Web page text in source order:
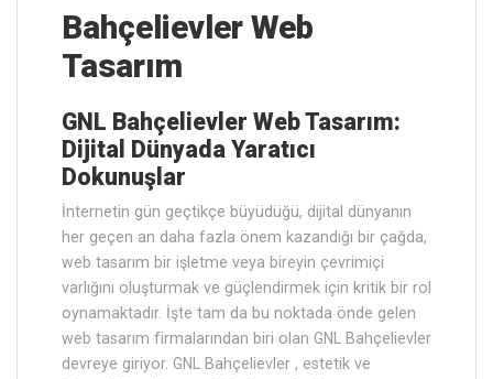
Bahçelievler Web
Tasarım
GNL Bahçelievler Web Tasarım:
Dijital Dünyada Yaratıcı
Dokunuşlar
İnternetin gün geçtikçe büyüdüğü, dijital dünyanın
her geçen an daha fazla önem kazandığı bir çağda,
web tasarım bir işletme veya bireyin çevrimiçi
varlığını oluşturmak ve güçlendirmek için kritik bir rol
oynamaktadır. İşte tam da bu noktada önde gelen
web tasarım firmalarından biri olan GNL Bahçelievler
devreye giriyor. GNL Bahçelievler , estetik ve